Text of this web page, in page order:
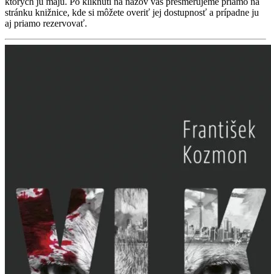
stránku knižnice, kde si môžete overiť jej dostupnosť a prípadne ju
aj priamo rezervovať.